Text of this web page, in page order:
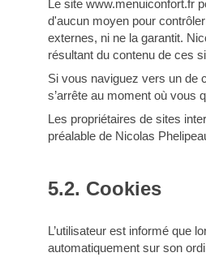
Le site www.menuiconfort.fr
d'aucun moyen pour
externes, ni ne la garantit.
résultant du contenu de ces
Si vous naviguez vers un de
s’arrête au moment où vous
Les propriétaires de sites
préalable de Nicolas
5.2. Cookies
L’utilisateur est informé que
automatiquement sur son